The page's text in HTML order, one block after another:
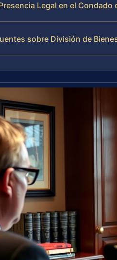
Legal en el Condado
sobre División de